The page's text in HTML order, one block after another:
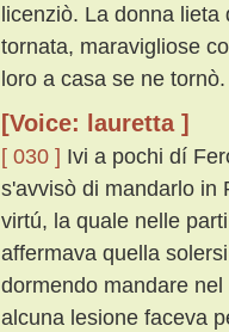
licenziò. La donna
tornata, maravigliose
loro a casa se ne tornò.
[Voice: lauretta ]
[ 030 ] Ivi a pochi dí
s'avvisò di mandarlo in
virtú, la quale nelle
affermava quella
dormendo mandare
alcuna lesione faceva